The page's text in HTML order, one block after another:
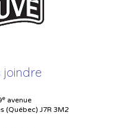
joindre
e avenue
(Québec) J7R 3M2